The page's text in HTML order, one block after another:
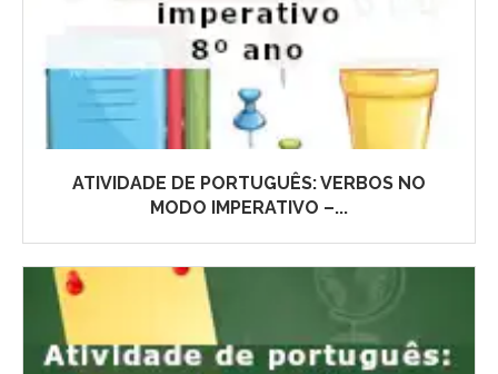
ATIVIDADE DE PORTUGUÊS: VERBOS NO
MODO IMPERATIVO –...